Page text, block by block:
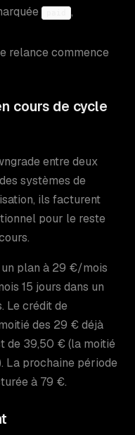
,
relance commence
cours de cycle
entre deux
systèmes de
ils facturent
pour le reste
plan à 29 €/mois
15 jours dans un
Le crédit de
des 29 € déjà
de 39,50 € (la moitié
La prochaine période
à 79 €.